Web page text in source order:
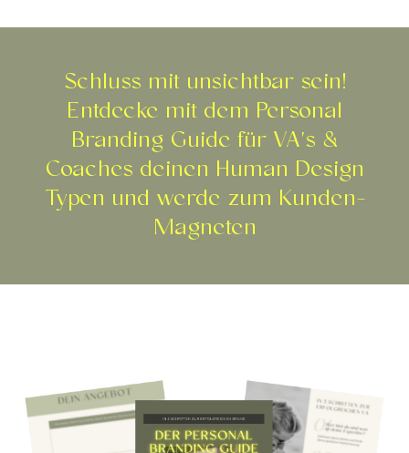
Schluss mit unsichtbar sein!
Entdecke mit dem Personal
Branding Guide für VA's &
Coaches deinen Human Design
Typen und werde zum Kunden-
Magneten